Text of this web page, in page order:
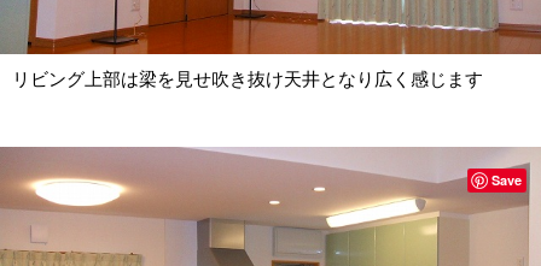
リビング上部は梁を見せ吹き抜け天井となり広く感じます
Save